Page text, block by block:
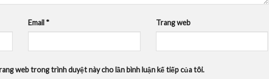
Email * Trang web
web trong trình duyệt này cho lần bình luận kế tiếp của tôi.